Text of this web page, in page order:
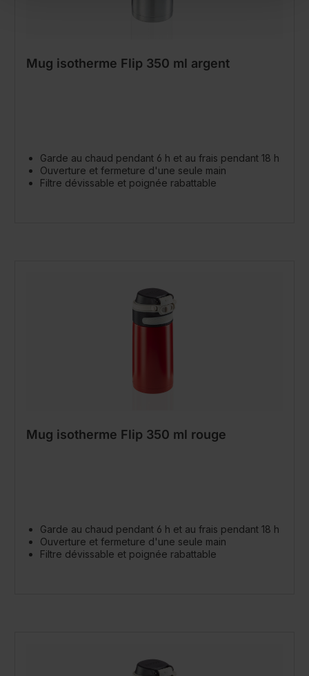
Mug isotherme Flip 350 ml argent
Garde au chaud pendant 6 h et au frais pendant 18 h
Ouverture et fermeture d'une seule main
Filtre dévissable et poignée rabattable
Mug isotherme Flip 350 ml rouge
Garde au chaud pendant 6 h et au frais pendant 18 h
Ouverture et fermeture d'une seule main
Filtre dévissable et poignée rabattable